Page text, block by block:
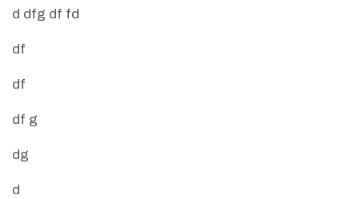
d dfg df fd
df
df
df g
dg
d